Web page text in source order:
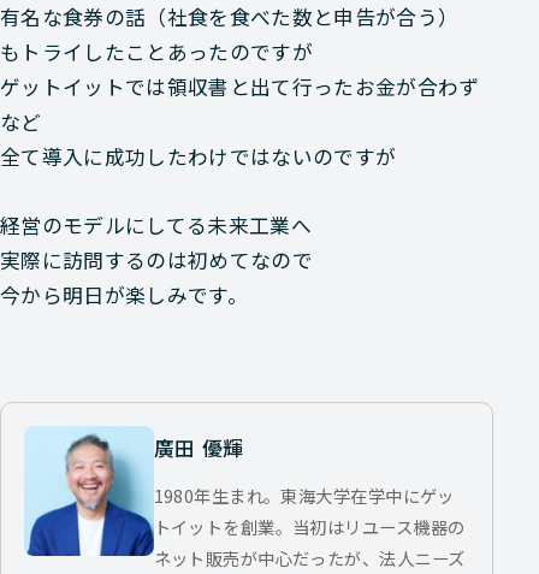
有名な食券の話（社食を食べた数と申告が合う）
もトライしたことあったのですが
ゲットイットでは領収書と出て行ったお金が合わず
など
全て導入に成功したわけではないのですが
経営のモデルにしてる未来工業へ
実際に訪問するのは初めてなので
今から明日が楽しみです。
廣田 優輝
1980年生まれ。東海大学在学中にゲッ
トイットを創業。当初はリユース機器の
ネット販売が中心だったが、法人ニーズ